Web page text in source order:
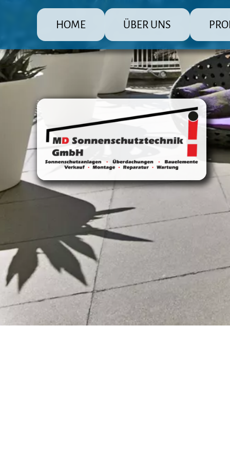
HOME ÜBER UNS
MD Sonnenschutz Rolladenbau
Die große